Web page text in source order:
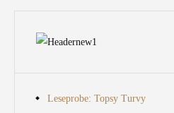
Leseprobe: Topsy Turvy